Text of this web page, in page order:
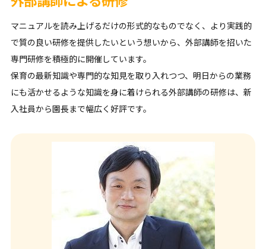
マニュアルを読み上げるだけの形式的なものでなく、より実践的
で質の良い研修を提供したいという想いから、外部講師を招いた
専門研修を積極的に開催しています。
保育の最新知識や専門的な知見を取り入れつつ、明日からの業務
にも活かせるような知識を身に着けられる外部講師の研修は、新
入社員から園長まで幅広く好評です。